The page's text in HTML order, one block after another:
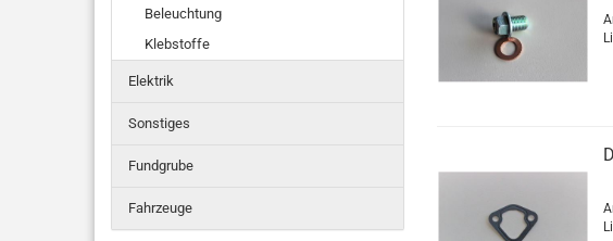
Beleuchtung
Klebstoffe
Elektrik
Sonstiges
Fundgrube
Fahrzeuge